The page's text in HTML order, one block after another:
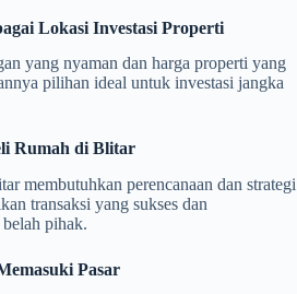
Lokasi Investasi Properti
yang nyaman dan harga properti yang
pilihan ideal untuk investasi jangka
Rumah di Blitar
membutuhkan perencanaan dan strategi
transaksi yang sukses dan
pihak.
Pasar